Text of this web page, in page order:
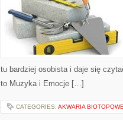
tu bardziej osobista i daje się
to Muzyka i Emocje […]
CATEGORIES: AKWARIA BIOTOPOWE